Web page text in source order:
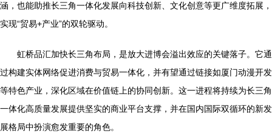
涵，也能助推长三角一体化发展向科技创新、文化创意等更广维度拓展，
实现“贸易+产业”的双轮驱动。
虹桥品汇加快长三角布局，是放大进博会溢出效应的关键落子。它通
过构建实体网络促进消费与贸易一体化，并有望通过链接如厦门动漫开发
等特色产业，深化区域在价值链上的协同创新。这一进程将持续为长三角
一体化高质量发展提供坚实的商业平台支撑，并在国内国际双循环的新发
展格局中扮演愈发重要的角色。